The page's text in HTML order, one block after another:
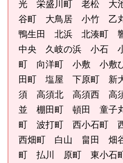
光 栄盛川町 老松 大
谷町 大鳥居 小竹 乙
鴨生田 北浜 北湊町
中央 久岐の浜 小石
町 向洋町 小敷 小敷
田町 塩屋 下原町 新
須 高須北 高須西 高
並 棚田町 頓田 童子
町 波打町 西小石町
西畑町 白山 畠田 畑
町 払川 原町 東小石